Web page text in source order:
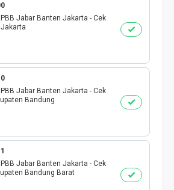
Jabar Banten Jakarta - Cek
Jakarta
Jabar Banten Jakarta - Cek
Bandung
Jabar Banten Jakarta - Cek
Bandung Barat